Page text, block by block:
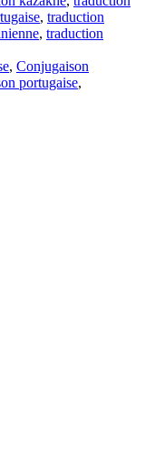
, traduction
, traduction
, Conjugaison
portugaise,